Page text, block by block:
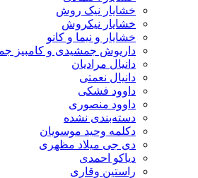
خشایار نیک روش
خشایار نیکروش
خشایار و نیما و کانو
داریوش جمشیدی و کامبیز جمشیدی
دانیال مرادیان
دانیال نعمتی
داوود فشکی
داوود منصوری
دسته‌بندی نشده
دکلمه وحید موسویان
دی جی میلاد مظهری
دیاکو احمدی
راستین وقاری